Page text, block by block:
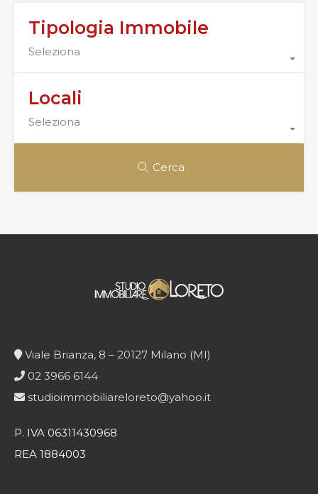
Tipologia Immobile
Seleziona
Locali
Seleziona
Cerca
Viale Brianza, 8 – 20127 Milano (MI)
02 3966 6144
studioimmobiliareloreto@yahoo.it
P. IVA 06311430968
REA 1884003